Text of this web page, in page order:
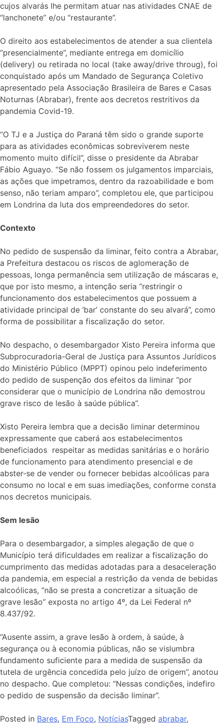
cujos alvarás lhe permitam atuar nas atividades CNAE de
“lanchonete” e/ou “restaurante”.
O direito aos estabelecimentos de atender a sua clientela
“presencialmente”, mediante entrega em domicílio
(delivery) ou retirada no local (take away/drive throug), foi
conquistado após um Mandado de Segurança Coletivo
apresentado pela Associação Brasileira de Bares e Casas
Noturnas (Abrabar), frente aos decretos restritivos da
pandemia Covid-19.
“O TJ e a Justiça do Paraná têm sido o grande suporte
para as atividades econômicas sobreviverem neste
momento muito difícil”, disse o presidente da Abrabar
Fábio Aguayo. “Se não fossem os julgamentos imparciais,
as ações que impetramos, dentro da razoabilidade e bom
senso, não teriam amparo”, completou ele, que participou
em Londrina da luta dos empreendedores do setor.
Contexto
No pedido de suspensão da liminar, feito contra a Abrabar,
a Prefeitura destacou os riscos de aglomeração de
pessoas, longa permanência sem utilização de máscaras e,
que por isto mesmo, a intenção seria “restringir o
funcionamento dos estabelecimentos que possuem a
atividade principal de ‘bar’ constante do seu alvará”, como
forma de possibilitar a fiscalização do setor.
No despacho, o desembargador Xisto Pereira informa que
Subprocuradoria-Geral de Justiça para Assuntos Jurídicos
do Ministério Público (MPPT) opinou pelo indeferimento
do pedido de suspenção dos efeitos da liminar “por
considerar que o município de Londrina não demostrou
grave risco de lesão à saúde pública”.
Xisto Pereira lembra que a decisão liminar determinou
expressamente que caberá aos estabelecimentos
beneficiados respeitar as medidas sanitárias e o horário
de funcionamento para atendimento presencial e de
abster-se de vender ou fornecer bebidas alcoólicas para
consumo no local e em suas imediações, conforme consta
nos decretos municipais.
Sem lesão
Para o desembargador, a simples alegação de que o
Município terá dificuldades em realizar a fiscalização do
cumprimento das medidas adotadas para a desaceleração
da pandemia, em especial a restrição da venda de bebidas
alcoólicas, “não se presta a concretizar a situação de
grave lesão” exposta no artigo 4º, da Lei Federal nº
8.437/92.
“Ausente assim, a grave lesão à ordem, à saúde, à
segurança ou à economia públicas, não se vislumbra
fundamento suficiente para a medida de suspensão da
tutela de urgência concedida pelo juízo de origem”, anotou
no despacho. Que completou: “Nessas condições, indefiro
o pedido de suspensão da decisão liminar”.
Posted in Bares, Em Foco, NotíciasTagged abrabar,